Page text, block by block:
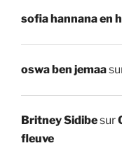
sofia hannana en
oswa ben jemaa
Britney Sidibesur
fleuve